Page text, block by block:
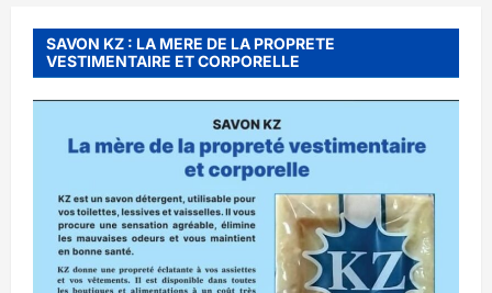
SAVON KZ : LA MERE DE LA PROPRETE
VESTIMENTAIRE ET CORPORELLE